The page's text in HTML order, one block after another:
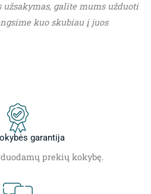
galite mums užduoti
kuo skubiau į juos
garantija
prekių kokybę.